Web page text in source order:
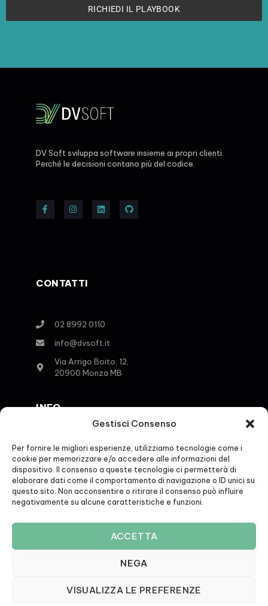
Gestisci Consenso
Per fornire le migliori esperienze, utilizziamo tecnologie come i
cookie per memorizzare e/o accedere alle informazioni del
dispositivo. Il consenso a queste tecnologie ci permetterà di
elaborare dati come il comportamento di navigazione o ID unici su
questo sito. Non acconsentire o ritirare il consenso può influire
negativamente su alcune caratteristiche e funzioni.
ACCETTA
NEGA
VISUALIZZA LE PREFERENZE
RICHIEDI IL PLAYBOOK
DV Soft sviluppa software insieme ai propri clienti.
Perché le decisioni contano più del codice.
CONTATTI
02 8992 0110
info@dvsoft.it
Via Arrigo Boito, 12,
20900 Monza MB
INFO
Contatti
Privacy Policy
Cookie Policy
PI & CF 11560760966 – SDI T9K4ZHO
Realizzazione sito by ♥SARA ROTA DESIGN